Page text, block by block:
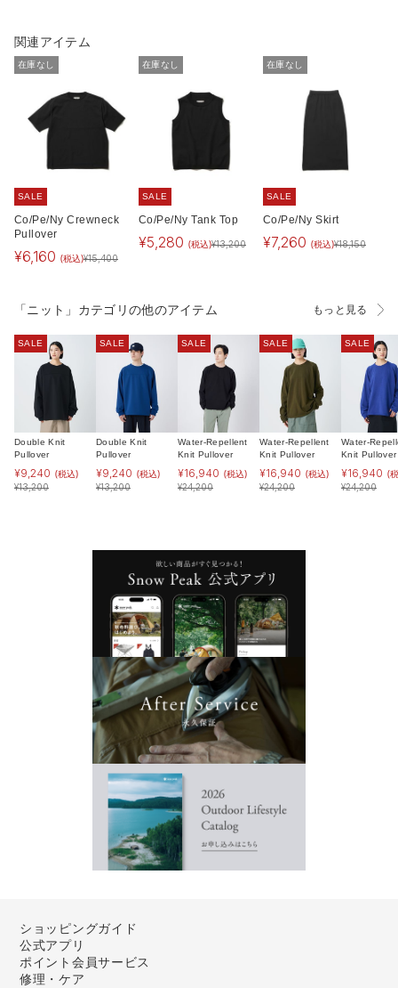
関連アイテム
在庫なし
SALE
Co/Pe/Ny Crewneck
Pullover
¥6,160 (税込)¥15,400
在庫なし
SALE
Co/Pe/Ny Tank Top
¥5,280 (税込)¥13,200
在庫なし
SALE
Co/Pe/Ny Skirt
¥7,260 (税込)¥18,150
「ニット」カテゴリの他のアイテム もっと見る
SALE
Double Knit
Pullover
¥9,240 (税込)
¥13,200
SALE
Double Knit
Pullover
¥9,240 (税込)
¥13,200
SALE
Water-Repellent
Knit Pullover
¥16,940 (税込)
¥24,200
SALE
Water-Repellent
Knit Pullover
¥16,940 (税込)
¥24,200
SALE
Water-
Knit Pullover
¥16,940 (
¥24,200
ショッピングガイド
公式アプリ
ポイント会員サービス
修理・ケア